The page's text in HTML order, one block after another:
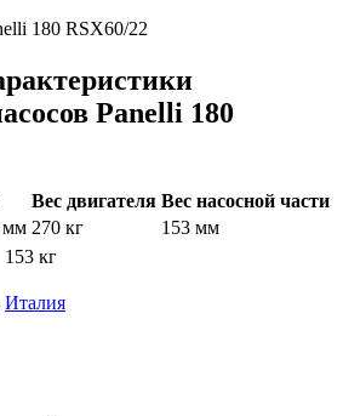
Panelli 180
Вес двигателя Вес насосной части
мм 270 кг
153 мм
153 кг
Италия